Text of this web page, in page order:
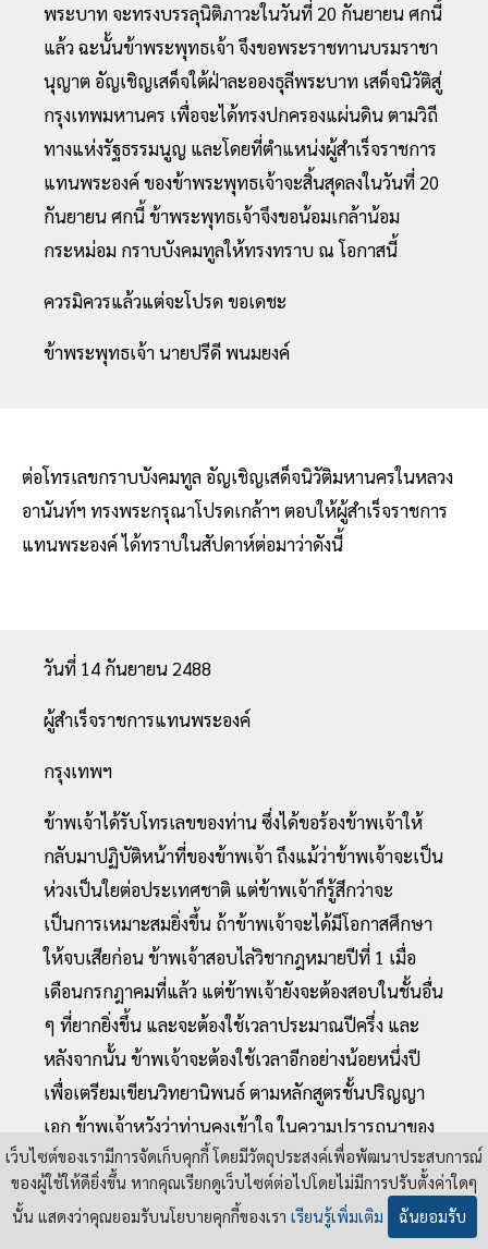
พระบาท จะทรงบรรลุนิติภาวะในวันที่ 20 กันยายน ศกนี้
แล้ว ฉะนั้นข้าพระพุทธเจ้า จึงขอพระราชทานบรมราชา
นุญาต อัญเชิญเสด็จใต้ฝ่าละอองธุลีพระบาท เสด็จนิวัติสู่
กรุงเทพมหานคร เพื่อจะได้ทรงปกครองแผ่นดิน ตามวิถี
ทางแห่งรัฐธรรมนูญ และโดยที่ตำแหน่งผู้สำเร็จราชการ
แทนพระองค์ ของข้าพระพุทธเจ้าจะสิ้นสุดลงในวันที่ 20
กันยายน ศกนี้ ข้าพระพุทธเจ้าจึงขอน้อมเกล้าน้อม
กระหม่อม กราบบังคมทูลให้ทรงทราบ ณ โอกาสนี้
ควรมิควรแล้วแต่จะโปรด ขอเดชะ
ข้าพระพุทธเจ้า นายปรีดี พนมยงค์
ต่อโทรเลขกราบบังคมทูล อัญเชิญเสด็จนิวัติมหานครในหลวง
อานันท์ฯ ทรงพระกรุณาโปรดเกล้าฯ ตอบให้ผู้สำเร็จราชการ
แทนพระองค์ ได้ทราบในสัปดาห์ต่อมาว่าดังนี้
วันที่ 14 กันยายน 2488
ผู้สำเร็จราชการแทนพระองค์
กรุงเทพฯ
ข้าพเจ้าได้รับโทรเลขของท่าน ซึ่งได้ขอร้องข้าพเจ้าให้
กลับมาปฏิบัติหน้าที่ของข้าพเจ้า ถึงแม้ว่าข้าพเจ้าจะเป็น
ห่วงเป็นใยต่อประเทศชาติ แต่ข้าพเจ้าก็รู้สึกว่าจะ
เป็นการเหมาะสมยิ่งขึ้น ถ้าข้าพเจ้าจะได้มีโอกาสศึกษา
ให้จบเสียก่อน ข้าพเจ้าสอบไล่วิชากฎหมายปีที่ 1 เมื่อ
เดือนกรกฎาคมที่แล้ว แต่ข้าพเจ้ายังจะต้องสอบในชั้นอื่น
ๆ ที่ยากยิ่งขึ้น และจะต้องใช้เวลาประมาณปีครึ่ง และ
หลังจากนั้น ข้าพเจ้าจะต้องใช้เวลาอีกอย่างน้อยหนึ่งปี
เพื่อเตรียมเขียนวิทยานิพนธ์ ตามหลักสูตรชั้นปริญญา
เอก ข้าพเจ้าหวังว่าท่านคงเข้าใจ ในความปรารถนาของ
ข้าพเจ้าที่จะศึกษาให้จบ ถ้าท่านและรัฐบาลเห็นชอบ
ด้วย ข้าพเจ้าก็ใคร่ที่จะกลับไปเยี่ยมบ้าน สักครั้งหนึ่งก่อน
ที่ข้าพเจ้าจะสำเร็จการศึกษา ข้าพเจ้าขอขอบใจท่าน
เว็บไซต์ของเรามีการจัดเก็บคุกกี้ โดยมีวัตถุประสงค์เพื่อพัฒนาประสบการณ์
ของผู้ใช้ให้ดียิ่งขึ้น หากคุณเรียกดูเว็บไซต์ต่อไปโดยไม่มีการปรับตั้งค่าใดๆ
นั้น แสดงว่าคุณยอมรับนโยบายคุกกี้ของเรา เรียนรู้เพิ่มเติม ฉันยอมรับ